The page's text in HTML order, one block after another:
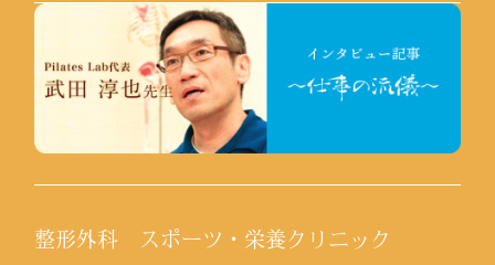
整形外科 スポーツ・栄養クリニック